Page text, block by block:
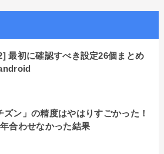
最初に確認すべき設定26個まとめ
ズン」の精度はやはりすごかった！
合わせなかった結果